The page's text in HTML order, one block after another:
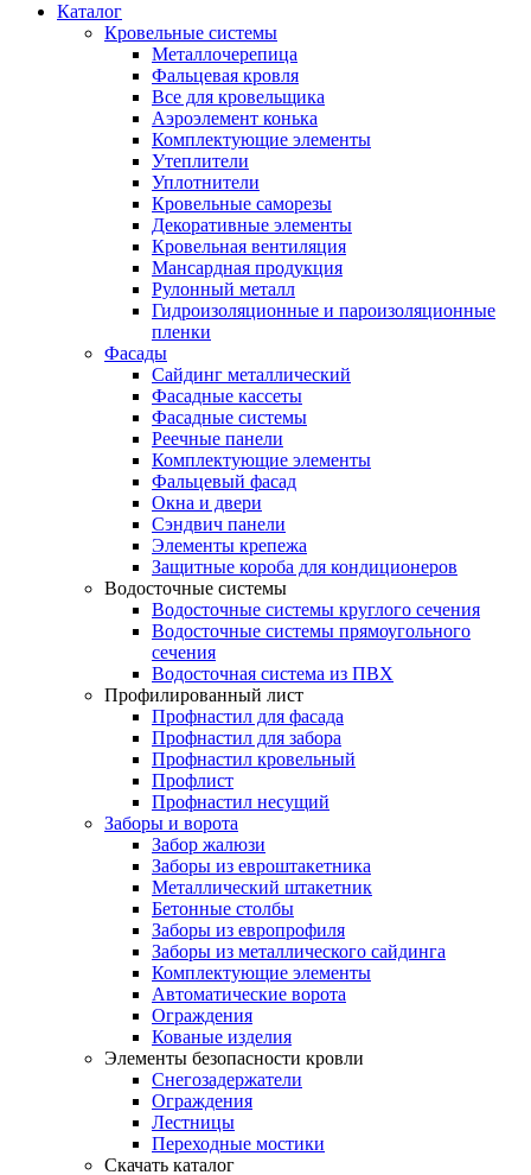
Каталог
Кровельные системы
Металлочерепица
Фальцевая кровля
Все для кровельщика
Аэроэлемент конька
Комплектующие элементы
Утеплители
Уплотнители
Кровельные саморезы
Декоративные элементы
Кровельная вентиляция
Мансардная продукция
Рулонный металл
Гидроизоляционные и пароизоляционные
пленки
Фасады
Сайдинг металлический
Фасадные кассеты
Фасадные системы
Реечные панели
Комплектующие элементы
Фальцевый фасад
Окна и двери
Сэндвич панели
Элементы крепежа
Защитные короба для кондиционеров
Водосточные системы
Водосточные системы круглого сечения
Водосточные системы прямоугольного
сечения
Водосточная система из ПВХ
Профилированный лист
Профнастил для фасада
Профнастил для забора
Профнастил кровельный
Профлист
Профнастил несущий
Заборы и ворота
Забор жалюзи
Заборы из евроштакетника
Металлический штакетник
Бетонные столбы
Заборы из европрофиля
Заборы из металлического сайдинга
Комплектующие элементы
Автоматические ворота
Ограждения
Кованые изделия
Элементы безопасности кровли
Снегозадержатели
Ограждения
Лестницы
Переходные мостики
Скачать каталог